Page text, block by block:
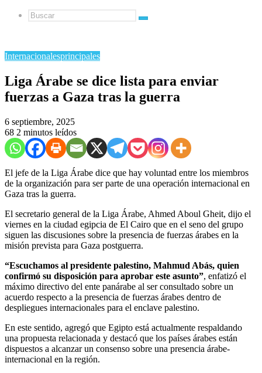
Buscar
Internacionalesprincipales
Liga Árabe se dice lista para enviar
fuerzas a Gaza tras la guerra
6 septiembre, 2025
68 2 minutos leídos
El jefe de la Liga Árabe dice que hay voluntad entre los miembros
de la organización para ser parte de una operación internacional en
Gaza tras la guerra.
El secretario general de la Liga Árabe, Ahmed Aboul Gheit, dijo el
viernes en la ciudad egipcia de El Cairo que en el seno del grupo
siguen las discusiones sobre la presencia de fuerzas árabes en la
misión prevista para Gaza postguerra.
“Escuchamos al presidente palestino, Mahmud Abás, quien
confirmó su disposición para aprobar este asunto”, enfatizó el
máximo directivo del ente panárabe al ser consultado sobre un
acuerdo respecto a la presencia de fuerzas árabes dentro de
despliegues internacionales para el enclave palestino.
En este sentido, agregó que Egipto está actualmente respaldando
una propuesta relacionada y destacó que los países árabes están
dispuestos a alcanzar un consenso sobre una presencia árabe-
internacional en la región.